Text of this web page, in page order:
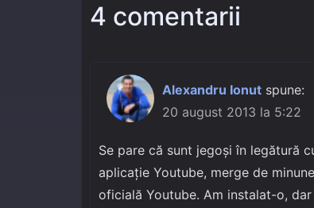
4 comentarii
Alexandru Ionut spune:
20 august 2013 la 5:22
Se pare că sunt jegoși în legătură
aplicație Youtube, merge de
oficială Youtube. Am instalat-o,